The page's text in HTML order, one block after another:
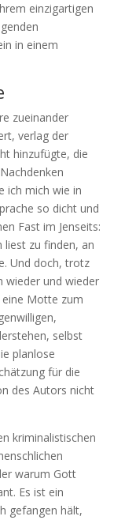
einzigartigen
in einem
zueinander
verlag der
hinzufügte, die
ich mich wie in
so dicht und
Fast im Jenseits:
liest zu finden, an
Und doch, trotz
wieder und wieder
Motte zum
selbst
planlose
für die
des Autors nicht
kriminalistischen
warum Gott
Es ist ein
gefangen hält,